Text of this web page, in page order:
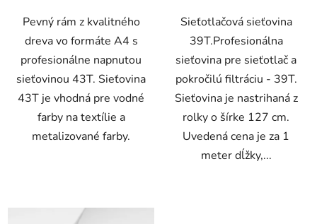
Pevný rám z kvalitného
dreva vo formáte A4 s
profesionálne napnutou
sieťovinou 43T. Sieťovina
43T je vhodná pre vodné
farby na textílie a
metalizované farby.
Sieťotlačová sieťovina
39T.Profesionálna
sieťovina pre sieťotlač a
pokročilú filtráciu - 39T.
Sieťovina je nastrihaná z
rolky o šírke 127 cm.
Uvedená cena je za 1
meter dĺžky,...